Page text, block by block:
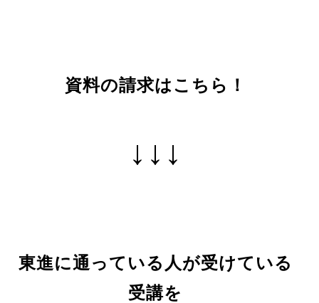
資料の請求はこちら！
↓↓↓
東進に通っている人が受けている
受講を